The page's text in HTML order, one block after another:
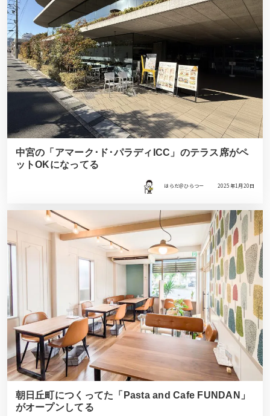
中宮の「アマーク･ド･パラディICC」のテラス席がペ
ットOKになってる
はらだ＠ひらつー 2025年1月20日
朝日丘町につくってた「Pasta and Cafe FUNDAN」
がオープンしてる